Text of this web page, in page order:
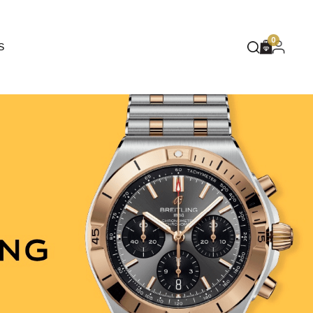
BLUE
0